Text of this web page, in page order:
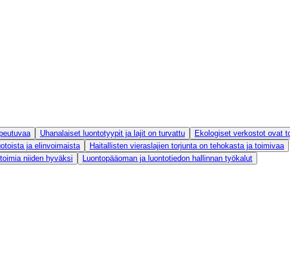
Uhanalaiset luontotyypit ja lajit on turvattu
Ekologiset verkostot ovat
ja elinvoimaista
Haitallisten vieraslajien torjunta on tehokasta ja toimivaa
niiden hyväksi
Luontopääoman ja luontotiedon hallinnan työkalut